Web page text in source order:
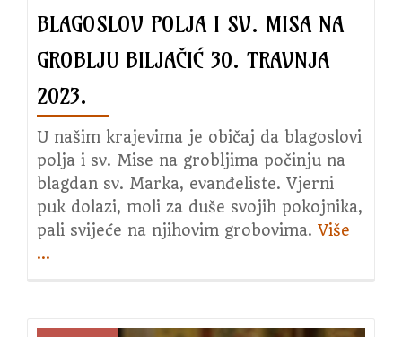
BLAGOSLOV POLJA I SV. MISA NA
GROBLJU BILJAČIĆ 30. TRAVNJA
2023.
U našim krajevima je običaj da blagoslovi
polja i sv. Mise na grobljima počinju na
blagdan sv. Marka, evanđeliste. Vjerni
puk dolazi, moli za duše svojih pokojnika,
pali svijeće na njihovim grobovima. Više
sv.
…